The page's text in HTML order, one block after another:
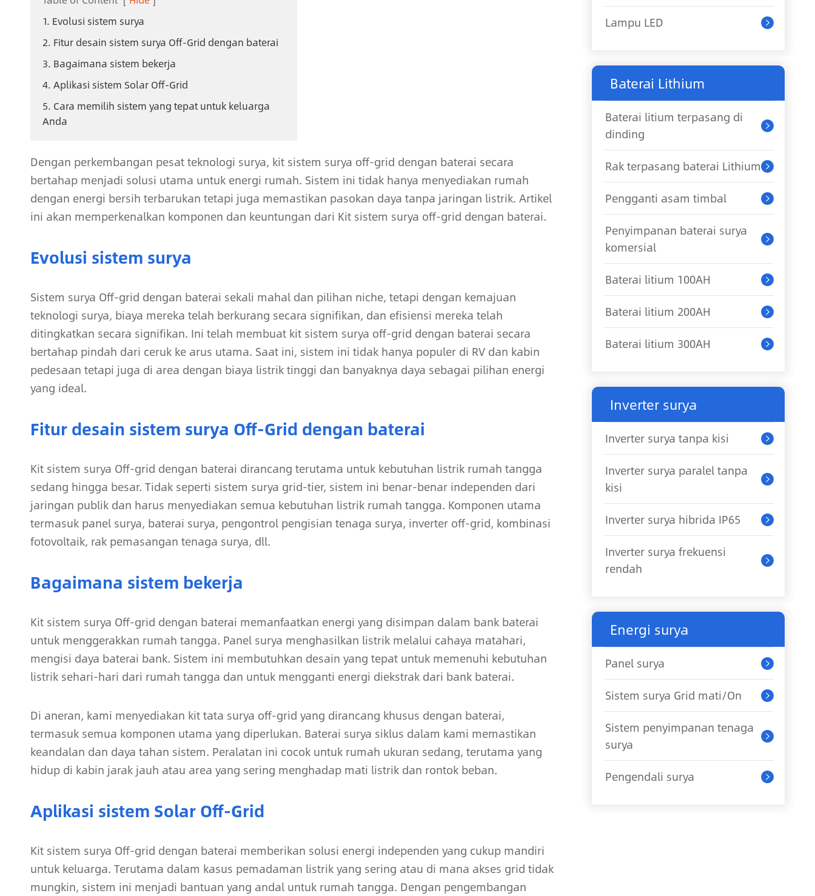
1. Evolusi sistem surya
2. Fitur desain sistem surya Off-Grid dengan baterai
3. Bagaimana sistem bekerja
4. Aplikasi sistem Solar Off-Grid
5. Cara memilih sistem yang tepat untuk keluarga
Anda
Dengan perkembangan pesat teknologi surya, kit sistem surya off-grid dengan baterai secara
bertahap menjadi solusi utama untuk energi rumah. Sistem ini tidak hanya menyediakan rumah
dengan energi bersih terbarukan tetapi juga memastikan pasokan daya tanpa jaringan listrik. Artikel
ini akan memperkenalkan komponen dan keuntungan dari Kit sistem surya off-grid dengan baterai.
Evolusi sistem surya
Sistem surya Off-grid dengan baterai sekali mahal dan pilihan niche, tetapi dengan kemajuan
teknologi surya, biaya mereka telah berkurang secara signifikan, dan efisiensi mereka telah
ditingkatkan secara signifikan. Ini telah membuat kit sistem surya off-grid dengan baterai secara
bertahap pindah dari ceruk ke arus utama. Saat ini, sistem ini tidak hanya populer di RV dan kabin
pedesaan tetapi juga di area dengan biaya listrik tinggi dan banyaknya daya sebagai pilihan energi
yang ideal.
Fitur desain sistem surya Off-Grid dengan baterai
Kit sistem surya Off-grid dengan baterai dirancang terutama untuk kebutuhan listrik rumah tangga
sedang hingga besar. Tidak seperti sistem surya grid-tier, sistem ini benar-benar independen dari
jaringan publik dan harus menyediakan semua kebutuhan listrik rumah tangga. Komponen utama
termasuk panel surya, baterai surya, pengontrol pengisian tenaga surya, inverter off-grid, kombinasi
fotovoltaik, rak pemasangan tenaga surya, dll.
Bagaimana sistem bekerja
Kit sistem surya Off-grid dengan baterai memanfaatkan energi yang disimpan dalam bank baterai
untuk menggerakkan rumah tangga. Panel surya menghasilkan listrik melalui cahaya matahari,
mengisi daya baterai bank. Sistem ini membutuhkan desain yang tepat untuk memenuhi kebutuhan
listrik sehari-hari dari rumah tangga dan untuk mengganti energi diekstrak dari bank baterai.
Di aneran, kami menyediakan kit tata surya off-grid yang dirancang khusus dengan baterai,
termasuk semua komponen utama yang diperlukan. Baterai surya siklus dalam kami memastikan
keandalan dan daya tahan sistem. Peralatan ini cocok untuk rumah ukuran sedang, terutama yang
hidup di kabin jarak jauh atau area yang sering menghadap mati listrik dan rontok beban.
Aplikasi sistem Solar Off-Grid
Kit sistem surya Off-grid dengan baterai memberikan solusi energi independen yang cukup mandiri
untuk keluarga. Terutama dalam kasus pemadaman listrik yang sering atau di mana akses grid tidak
mungkin, sistem ini menjadi bantuan yang andal untuk rumah tangga. Dengan pengembangan
Lampu LED 
Baterai Lithium
Baterai litium terpasang di
dinding

Rak terpasang baterai Lithium 
Pengganti asam timbal 
Penyimpanan baterai surya
komersial

Baterai litium 100AH 
Baterai litium 200AH 
Baterai litium 300AH 
Inverter surya
Inverter surya tanpa kisi 
Inverter surya paralel tanpa
kisi

Inverter surya hibrida IP65 
Inverter surya frekuensi
rendah

Energi surya
Panel surya 
Sistem surya Grid mati/On 
Sistem penyimpanan tenaga
surya

Pengendali surya 